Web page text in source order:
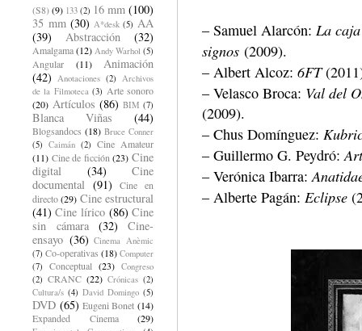
– Samuel Alarcón: La
signos (2009).
– Albert Alcoz: 6FT
– Velasco Broca: Val del
(2009).
– Chus Domínguez:
– Guillermo G. Peydró:
– Verónica Ibarra:
– Alberte Pagán: Eclipse
(S8)(9) 133 (2) 16 mm (100)
35 mm (30) A*desk (5) AA
(39)
Abstracción (32)
Amalgama(12) Andy Warhol (5)
Angular (11)
Animación
(42)
Anotaciones (2)
Archivos
de la Filmoteca (3) Arte sonoro
(20) Artículos (86) BIM (7)
Blanca Viñas (44)
Blogsandocs (18) Bruce Conner
(5) Caimán (2) Cine Amateur
(11) Cine de ficción (23) Cine
digital
(34)
Cine
documental (91)
Cine en
directo (29) Cine estructural
(41) Cine lírico (86) Cine
sin cámara
(32)
Cine-
ensayo (36) Cinema Anèmic
(7) Co-operativas (18) Computer
(7)
Conceptual (23) Congreso
(2) CRANC (22) Crónicas (2)
Cultura/s (4) David Domingo (5)
DVD (65) Eugeni Bonet (14)
Expanded Cinema
(29)